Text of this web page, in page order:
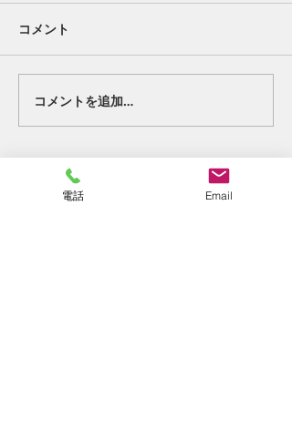
好転反応②。
コメント
コメントを追加…
電話 Email